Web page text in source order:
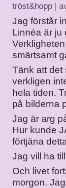
tröst&hopp |
Jag förstår
Linnéa är ju
smärtsamt
Tänk att det
verkligen
hela tiden.
på bilderna
Jag är arg
Hur kunde
förtjäna
Jag vill ha
Och livet
morgon.